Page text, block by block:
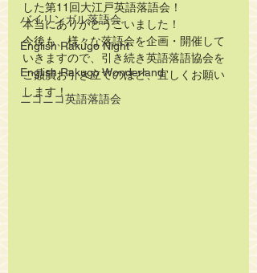
バイリンガル落語会
English Rakugo Night
English Rakugo Wonderland
ニコニコ英語落語会
した第11回大江戸英語落語会！
本当にありがとうごいました！
今後も、様々な落語会を企画・開催して
いきますので、引き続き英語落語協会を
ご贔屓お引き立てのほど、宜しくお願い
します！